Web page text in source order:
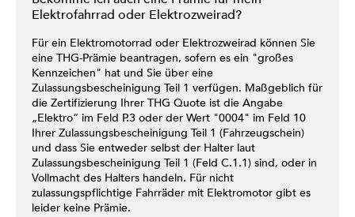
Elektrofahrrad oder Elektrozweirad?
Für ein Elektromotorrad oder Elektrozweirad können Sie
eine THG-Prämie beantragen, sofern es ein "großes
Kennzeichen" hat und Sie über eine
Zulassungsbescheinigung Teil 1 verfügen. Maßgeblich für
die Zertifizierung Ihrer THG Quote ist die Angabe
„Elektro“ im Feld P.3 oder der Wert "0004" im Feld 10
Ihrer Zulassungsbescheinigung Teil 1 (Fahrzeugschein)
und dass Sie entweder selbst der Halter laut
Zulassungsbescheinigung Teil 1 (Feld C.1.1) sind, oder in
Vollmacht des Halters handeln. Für nicht
zulassungspflichtige Fahrräder mit Elektromotor gibt es
leider keine Prämie.